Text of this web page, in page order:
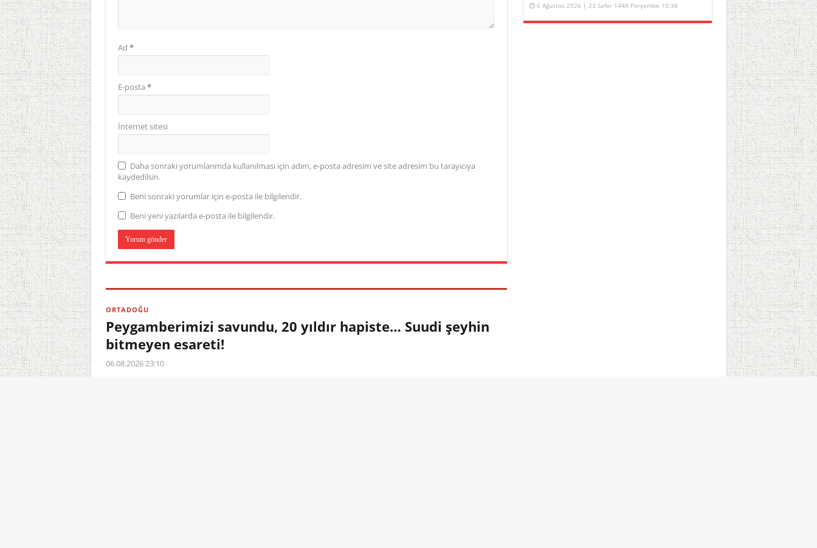
Ad *
E-posta *
İnternet sitesi
Daha sonraki yorumlarımda kullanılması için adım, e-posta adresim ve site adresim bu tarayıcıya
kaydedilsin.
Beni sonraki yorumlar için e-posta ile bilgilendir.
Beni yeni yazılarda e-posta ile bilgilendir.
ORTADOĞU
Peygamberimizi savundu, 20 yıldır hapiste… Suudi şeyhin
bitmeyen esareti!
06.08.2026 23:10
6 Ağustos 2026 | 23 Safer 1448 Perşembe 10:38